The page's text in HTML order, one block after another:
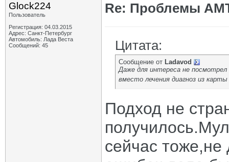
Glock224
Пользователь
Регистрация: 04.03.2015
Адрес: Санкт-Петербург
Автомобиль: Лада Веста
Сообщений: 45
Re: Проблемы
Цитата:
Сообщение от Ladavod
Даже для интереса не
вместо лечения диагноз из
Подход не
сейчас